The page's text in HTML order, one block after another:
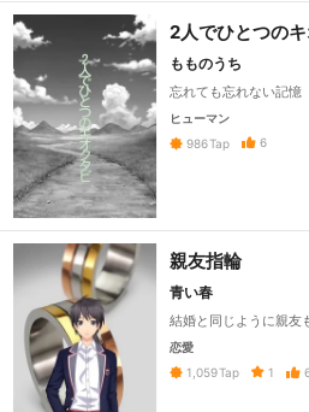
2人でひとつの
もものうち
忘れても忘れない記憶
ヒューマン
986Tap 6
親友指輪
青い春
結婚と同じように親友
恋愛
1,059Tap 1